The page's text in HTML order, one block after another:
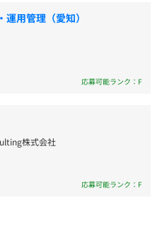
を使用しています。基
過去の会議議事録等も
。
Angular, Spring Boot,
Redis, DynamoDB
Visual Studio Code, GitHub
mini』は、締結した契
網羅的な契約データベー
帳項目はAIが自動で読
約書の管理を手間なく
ごとに個別のNDAを締
」内のルールに基づい
インタビューや、今日
用管理（愛知）
応募可能ランク：F
株式会社
応募可能ランク：F